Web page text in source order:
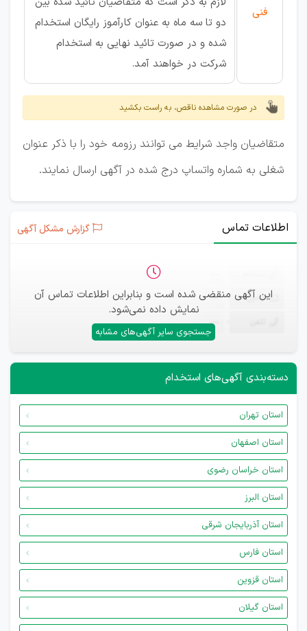
فنی
دو تا سه ماه به عنوان کارآموز رایگان استخدام
شده و در صورت تائید نهایی به استخدام
شرکت در خواهند آمد.
در صورت مشاهده ناقص، به راست بکشید
متقاضیان واجد شرایط می توانند رزومه خود را با ذکر عنوان
شغلی به شماره واتساپ درج شده در آگهی ارسال نمایند.
اطلاعات تماس گزارش مشکل آگهی
این آگهی منقضی شده است و بنابراین اطلاعات تماس آن
نمایش داده نمی‌شود.
جستجوی سایر آگهی‌های مشابه
ایمیل —
—
دسته‌بندی آگهی‌های استخدام
استان تهران
استان اصفهان
استان خراسان رضوی
استان البرز
استان آذربایجان شرقی
استان فارس
استان قزوین
استان گیلان